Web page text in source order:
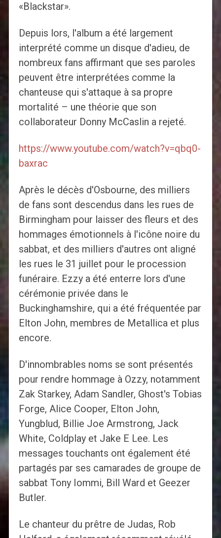
«Blackstar».
Depuis lors, l'album a été largement
interprété comme un disque d'adieu, de
nombreux fans affirmant que ses paroles
peuvent être interprétées comme la
chanteuse qui s'attaque à sa propre
mortalité – une théorie que son
collaborateur Donny McCaslin a rejeté.
https://www.youtube.com/watch?v=qbq0-
baxrac
Après le décès d'Osbourne, des milliers
de fans sont descendus dans les rues de
Birmingham pour laisser des fleurs et des
hommages émotionnels à l'icône noire du
sabbat, et des milliers d'autres ont aligné
les rues le 31 juillet pour le procession
funéraire. Ezzy a été enterre lors d'une
cérémonie privée dans le
Buckinghamshire, qui a été fréquentée par
Elton John, membres de Metallica et plus
encore.
D'innombrables noms se sont présentés
pour rendre hommage à Ozzy, notamment
Zak Starkey, Adam Sandler, Ghost's Tobias
Forge, Alice Cooper, Elton John,
Yungblud, Billie Joe Armstrong, Jack
White, Coldplay et Jake E Lee. Les
messages touchants ont également été
partagés par ses camarades de groupe de
sabbat Tony Iommi, Bill Ward et Geezer
Butler.
Le chanteur du prêtre de Judas, Rob